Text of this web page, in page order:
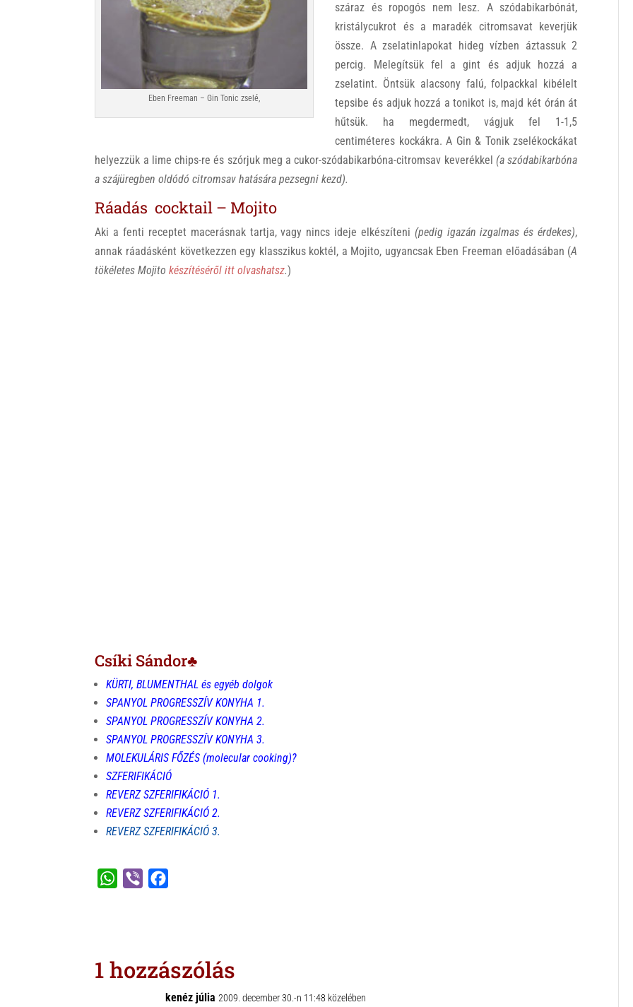
Eben Freeman – Gin Tonic zselé,
száraz és ropogós nem lesz. A szódabikarbónát,
kristálycukrot és a maradék citromsavat keverjük
össze. A zselatinlapokat hideg vízben áztassuk 2
percig. Melegítsük fel a gint és adjuk hozzá a
zselatint. Öntsük alacsony falú, folpackkal kibélelt
tepsibe és adjuk hozzá a tonikot is, majd két órán át
hűtsük. ha megdermedt, vágjuk fel 1-1,5
centiméteres kockákra. A Gin & Tonik zselékockákat
helyezzük a lime chips-re és szórjuk meg a cukor-szódabikarbóna-citromsav keverékkel (a szódabikarbóna
a szájüregben oldódó citromsav hatására pezsegni kezd).
Ráadás cocktail – Mojito
Aki a fenti receptet macerásnak tartja, vagy nincs ideje elkészíteni (pedig igazán izgalmas és érdekes),
annak ráadásként következzen egy klasszikus koktél, a Mojito, ugyancsak Eben Freeman előadásában (A
tökéletes Mojitokészítéséről itt olvashatsz.)
Csíki Sándor♣
KÜRTI, BLUMENTHAL és egyéb dolgok
SPANYOL PROGRESSZÍV KONYHA 1.
SPANYOL PROGRESSZÍV KONYHA 2.
SPANYOL PROGRESSZÍV KONYHA 3.
MOLEKULÁRIS FŐZÉS (molecular cooking)?
SZFERIFIKÁCIÓ
REVERZ SZFERIFIKÁCIÓ 1.
REVERZ SZFERIFIKÁCIÓ 2.
REVERZ SZFERIFIKÁCIÓ 3.
W
A
o
o
1 hozzászólás
kenéz júlia 2009. december 30.-n 11:48 közelében